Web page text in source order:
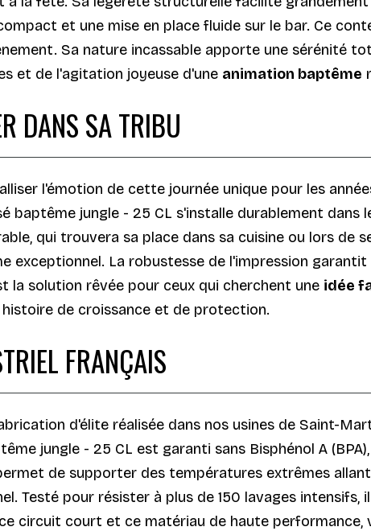
et une mise en place fluide sur le bar. Ce
Sa nature incassable apporte une sérénité
et de l'agitation joyeuse d'une animation baptême
DANS SA TRIBU
l'émotion de cette journée unique pour les
baptême jungle - 25 CL s'installe durablement dans
qui trouvera sa place dans sa cuisine ou lors de
exceptionnel. La robustesse de l'impression
la solution rêvée pour ceux qui cherchent une idée
de croissance et de protection.
FRANÇAIS
d'élite réalisée dans nos usines de Saint-
jungle - 25 CL est garanti sans Bisphénol A
de supporter des températures extrêmes allant
Testé pour résister à plus de 150 lavages intensifs,
circuit court et ce matériau de haute performance,